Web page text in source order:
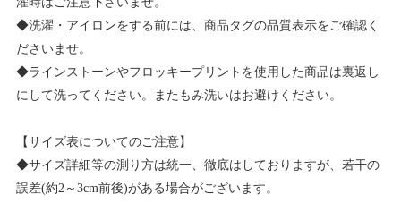
◆洗濯・アイロンをする前には、商品タグの品質表示をご確認く
ださいませ。
◆ラインストーンやフロッキープリントを使用した商品は裏返し
にして洗ってください。またもみ洗いはお避けください。
【サイズ表についてのご注意】
◆サイズ詳細等の測り方は統一、徹底はしておりますが、若干の
誤差(約2～3cm前後)がある場合がございます。